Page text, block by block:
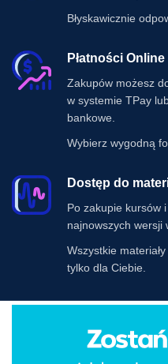
Błyskawicznie
Płatności Online
Zakupów możesz
w systemie TPay
bankowe.
Wybierz wygodną
Dostęp do
Po zakupie kursów
najnowszych wersji
Wszystkie
tylko dla Ciebie.